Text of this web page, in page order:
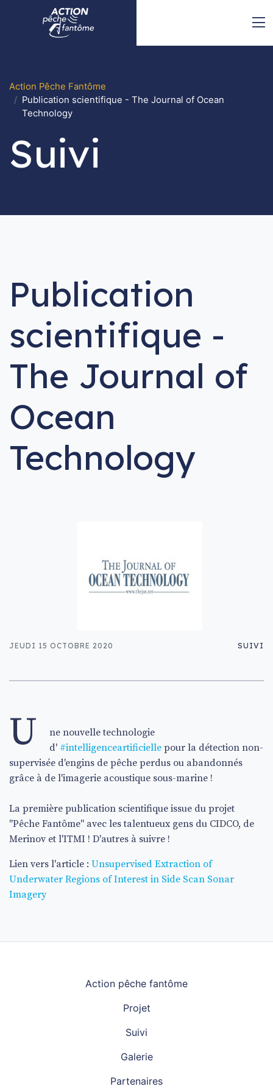
Action Pêche Fantôme
Publication scientifique - The Journal of Ocean
Technology
Suivi
Publication
scientifique -
The Journal of
Ocean
Technology
JEUDI 15 OCTOBRE 2020 SUIVI
U
ne nouvelle technologie
d' #intelligenceartificielle pour la détection non-
supervisée d'engins de pêche perdus ou abandonnés
grâce à de l'imagerie acoustique sous-marine !
La première publication scientifique issue du projet
"Pêche Fantôme" avec les talentueux gens du CIDCO, de
Merinov et l'ITMI ! D'autres à suivre !
Lien vers l'article : Unsupervised Extraction of
Underwater Regions of Interest in Side Scan Sonar
Imagery
Navigation principale
Action pêche fantôme
Projet
Suivi
Galerie
Partenaires